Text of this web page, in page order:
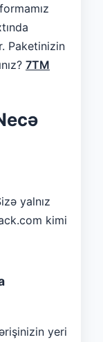
Paketinizin
7TM
yalnız
kimi
yeri